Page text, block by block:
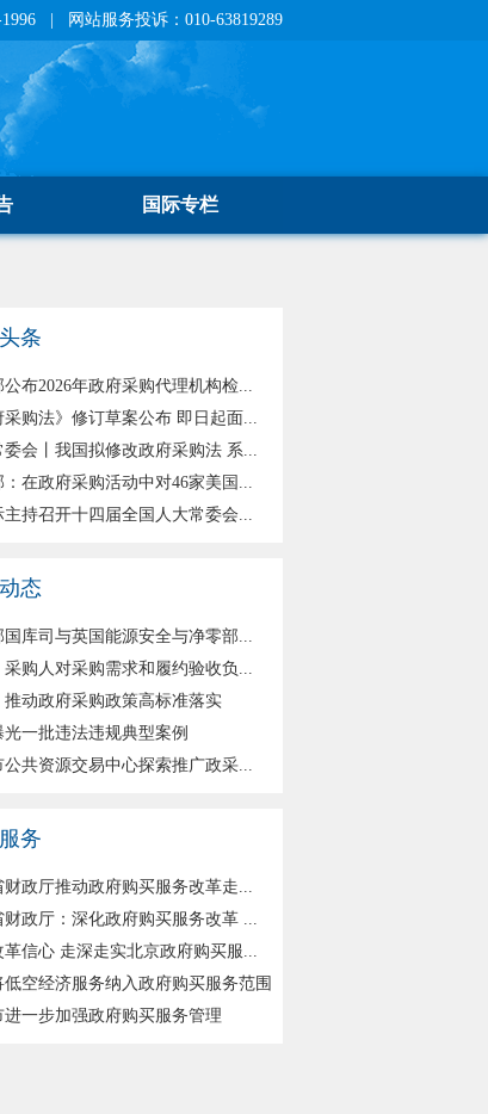
1996 | 网站服务投诉：010-63819289
国际专栏
条
公布2026年政府采购代理机构检...
采购法》修订草案公布 即日起面...
委会丨我国拟修改政府采购法 系...
：在政府采购活动中对46家美国...
主持召开十四届全国人大常委会...
态
国库司与英国能源安全与净零部...
采购人对采购需求和履约验收负...
推动政府采购政策高标准落实
光一批违法违规典型案例
公共资源交易中心探索推广政采...
务
财政厅推动政府购买服务改革走...
财政厅：深化政府购买服务改革 ...
革信心 走深走实北京政府购买服...
低空经济服务纳入政府购买服务范围
进一步加强政府购买服务管理